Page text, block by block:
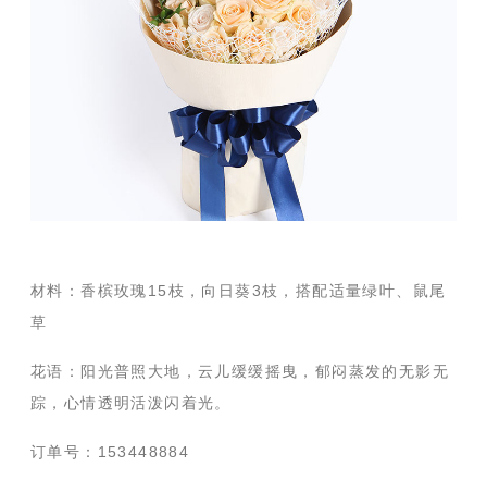
材料：香槟玫瑰15枝，向日葵3枝，搭配适量绿叶、鼠尾
草
花语：阳光普照大地，云儿缓缓摇曳，郁闷蒸发的无影无
踪，心情透明活泼闪着光。
订单号：153448884